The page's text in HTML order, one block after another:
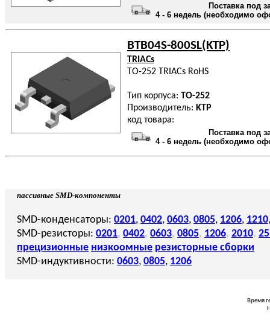
Поставка под
4 - 6 недель (необходимо
BTB04S-800SL(KTP)
TRIACs
TO-252 TRIACs RoHS
Тип корпуса: TO-252
Производитель: KTP
код товара:
Поставка под
4 - 6 недель (необходимо
пассивные SMD-компоненты
SMD-конденсаторы: 0201, 0402, 0603, 0805, 1206, 1210,
SMD-резисторы: 0201, 0402, 0603, 0805, 1206, 2010,
прецизионные низкоомные резисторные сборки
SMD-индуктивности: 0603, 0805, 1206
Время